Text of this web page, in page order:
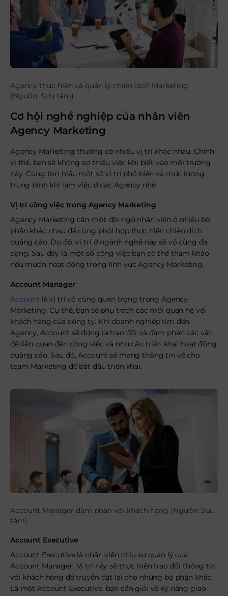
Agency thực hiện và quản lý chiến dịch Marketing
(Nguồn: Sưu tầm)
Cơ hội nghề nghiệp của nhân viên
Agency Marketing
Agency Marketing thường có nhiều vị trí khác nhau. Chính
vì thế, bạn sẽ không sợ thiếu việc khi biết vào môi trường
này. Cùng tìm hiểu một số vị trí phổ biến và mức lương
trung bình khi làm việc ở các Agency nhé.
Vị trí công việc trong Agency Marketing
Agency Marketing cần một đội ngũ nhân viên ở nhiều bộ
phận khác nhau để cùng phối hợp thực hiện chiến dịch
quảng cáo. Do đó, vị trí ở ngành nghề này sẽ vô cùng đa
dạng. Sau đây là một số công việc bạn có thể tham khảo
nếu muốn hoạt động trong lĩnh vực Agency Marketing.
Account Manager
Account là vị trí vô cùng quan trọng trong Agency
Marketing. Cụ thể, bạn sẽ phụ trách các mối quan hệ với
khách hàng của công ty. Khi doanh nghiệp tìm đến
Agency, Account sẽ đứng ra trao đổi và đàm phán các vấn
đề liên quan đến công việc và nhu cầu triển khai hoạt động
quảng cáo. Sau đó, Account sẽ mang thông tin về cho
team Marketing để bắt đầu triển khai.
Account Manager đàm phán với khách hàng (Nguồn: Sưu
tầm)
Account Executive
Account Executive là nhân viên chịu sự quản lý của
Account Manager. Vị trí này sẽ thực hiện trao đổi thông tin
với khách hàng để truyền đạt lại cho những bộ phận khác.
Là một Account Executive, bạn cần giỏi về kỹ năng giao